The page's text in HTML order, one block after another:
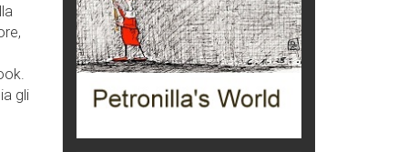
gli
Boboli, il giardino della botanica
Gioielli italiani
Menzogne di stato